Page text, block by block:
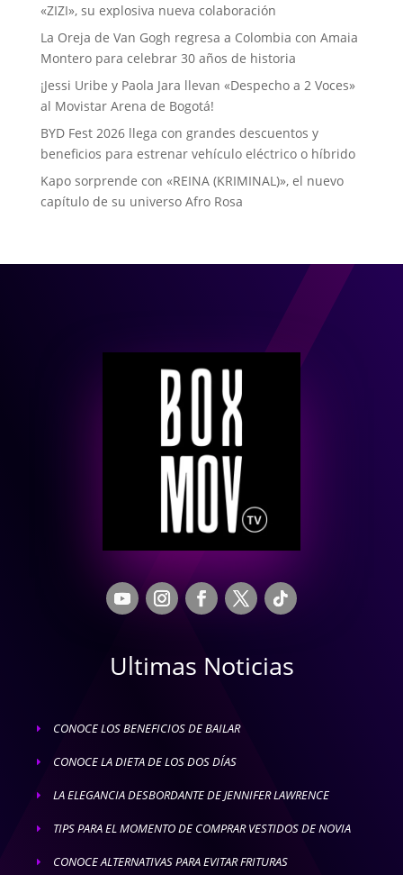
«ZIZI», su explosiva nueva colaboración
La Oreja de Van Gogh regresa a Colombia con Amaia
Montero para celebrar 30 años de historia
¡Jessi Uribe y Paola Jara llevan «Despecho a 2 Voces»
al Movistar Arena de Bogotá!
BYD Fest 2026 llega con grandes descuentos y
beneficios para estrenar vehículo eléctrico o híbrido
Kapo sorprende con «REINA (KRIMINAL)», el nuevo
capítulo de su universo Afro Rosa
Ultimas Noticias
E CONOCE LOS BENEFICIOS DE BAILAR
E CONOCE LA DIETA DE LOS DOS DÍAS
E LA ELEGANCIA DESBORDANTE DE JENNIFER LAWRENCE
E TIPS PARA EL MOMENTO DE COMPRAR VESTIDOS DE NOVIA
E CONOCE ALTERNATIVAS PARA EVITAR FRITURAS